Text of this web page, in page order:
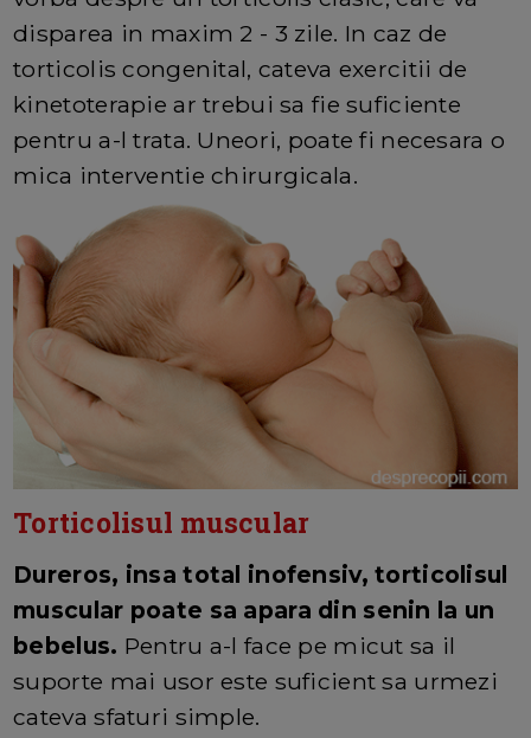
disparea in maxim 2 - 3 zile. In caz de
torticolis congenital, cateva exercitii de
kinetoterapie ar trebui sa fie suficiente
pentru a-l trata. Uneori, poate fi necesara o
mica interventie chirurgicala.
Torticolisul muscular
Dureros, insa total inofensiv, torticolisul
muscular poate sa apara din senin la un
bebelus. Pentru a-l face pe micut sa il
suporte mai usor este suficient sa urmezi
cateva sfaturi simple.